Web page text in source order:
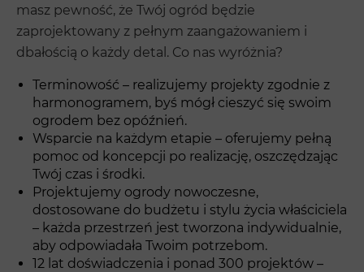
masz pewność, że Twój ogród będzie
zaprojektowany z pełnym zaangażowaniem i
dbałością o każdy detal. Co nas wyróżnia?
Terminowość – realizujemy projekty zgodnie z
harmonogramem, byś mógł cieszyć się swoim
ogrodem bez opóźnień.
Wsparcie na każdym etapie – oferujemy pełną
pomoc od koncepcji po realizację, oszczędzając
Twój czas i środki.
Projektujemy ogrody nowoczesne,
dostosowane do budżetu i stylu życia właściciela
– każda przestrzeń jest tworzona indywidualnie,
aby odpowiadała Twoim potrzebom.
12 lat doświadczenia i ponad 300 projektów –